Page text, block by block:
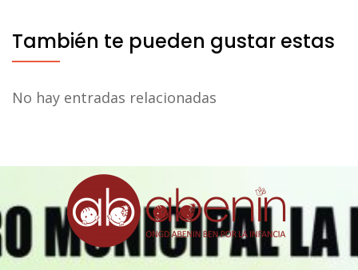
También te pueden gustar estas
No hay entradas relacionadas